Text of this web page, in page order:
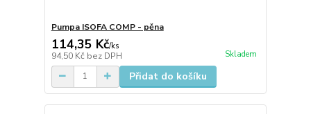
Pumpa ISOFA COMP - pěna
114,35 Kč/ks
94,50 Kč bez DPH Skladem
Přidat do košíku